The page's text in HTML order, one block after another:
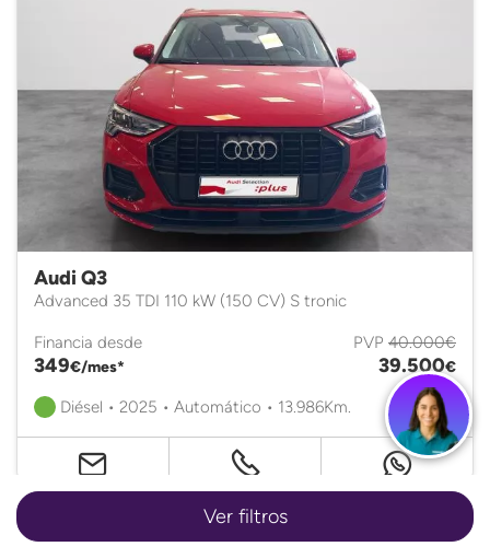
Audi Q3
Advanced 35 TDI 110 kW (150 CV) S tronic
Financia desde
349€/mes*
PVP 40.000€
39.500€
Diésel • 2025 • Automático • 13.986Km.
Certificado
Ver filtros